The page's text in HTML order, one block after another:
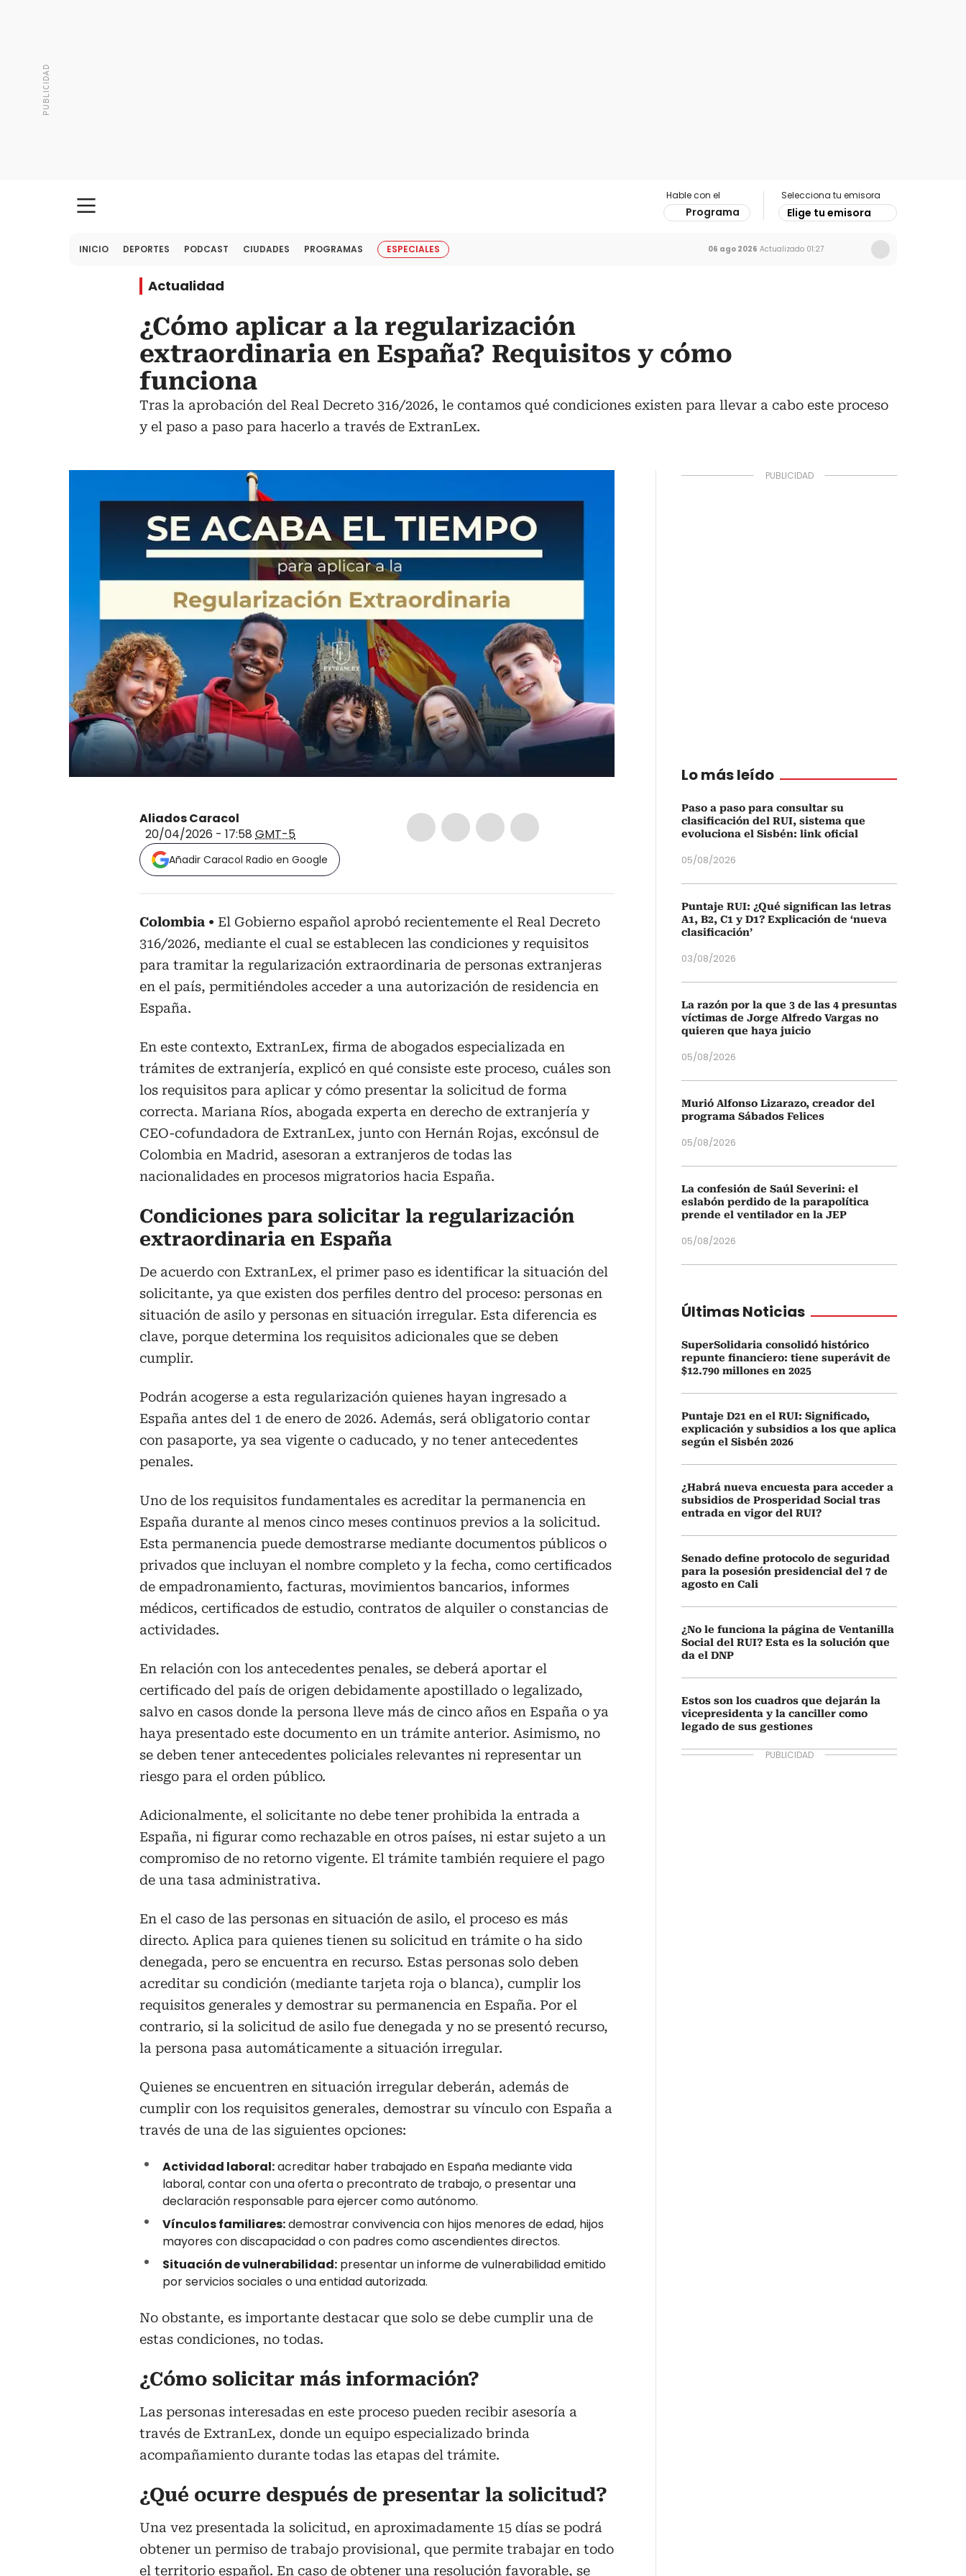
Hable con el
Programa
Selecciona tu emisora
Elige tu emisora
INICIO DEPORTES PODCAST CIUDADES PROGRAMAS ESPECIALES 06 ago 2026 Actualizado 01:27
Actualidad
¿Cómo aplicar a la regularización
extraordinaria en España? Requisitos y cómo
funciona
Tras la aprobación del Real Decreto 316/2026, le contamos qué condiciones existen para llevar a cabo este proceso
y el paso a paso para hacerlo a través de ExtranLex.
Aliados Caracol
20/04/2026 - 17:58 GMT-5
Añadir Caracol Radio en Google
Colombia
El Gobierno español aprobó recientemente el Real Decreto
316/2026, mediante el cual se establecen las condiciones y requisitos
para tramitar la regularización extraordinaria de personas extranjeras
en el país, permitiéndoles acceder a una autorización de residencia en
España.
En este contexto, ExtranLex, firma de abogados especializada en
trámites de extranjería, explicó en qué consiste este proceso, cuáles son
los requisitos para aplicar y cómo presentar la solicitud de forma
correcta. Mariana Ríos, abogada experta en derecho de extranjería y
CEO-cofundadora de ExtranLex, junto con Hernán Rojas, excónsul de
Colombia en Madrid, asesoran a extranjeros de todas las
nacionalidades en procesos migratorios hacia España.
Condiciones para solicitar la regularización
extraordinaria en España
De acuerdo con ExtranLex, el primer paso es identificar la situación del
solicitante, ya que existen dos perfiles dentro del proceso: personas en
situación de asilo y personas en situación irregular. Esta diferencia es
clave, porque determina los requisitos adicionales que se deben
cumplir.
Podrán acogerse a esta regularización quienes hayan ingresado a
España antes del 1 de enero de 2026. Además, será obligatorio contar
con pasaporte, ya sea vigente o caducado, y no tener antecedentes
penales.
Uno de los requisitos fundamentales es acreditar la permanencia en
España durante al menos cinco meses continuos previos a la solicitud.
Esta permanencia puede demostrarse mediante documentos públicos o
privados que incluyan el nombre completo y la fecha, como certificados
de empadronamiento, facturas, movimientos bancarios, informes
médicos, certificados de estudio, contratos de alquiler o constancias de
actividades.
En relación con los antecedentes penales, se deberá aportar el
certificado del país de origen debidamente apostillado o legalizado,
salvo en casos donde la persona lleve más de cinco años en España o ya
haya presentado este documento en un trámite anterior. Asimismo, no
se deben tener antecedentes policiales relevantes ni representar un
riesgo para el orden público.
Adicionalmente, el solicitante no debe tener prohibida la entrada a
España, ni figurar como rechazable en otros países, ni estar sujeto a un
compromiso de no retorno vigente. El trámite también requiere el pago
de una tasa administrativa.
En el caso de las personas en situación de asilo, el proceso es más
directo. Aplica para quienes tienen su solicitud en trámite o ha sido
denegada, pero se encuentra en recurso. Estas personas solo deben
acreditar su condición (mediante tarjeta roja o blanca), cumplir los
requisitos generales y demostrar su permanencia en España. Por el
contrario, si la solicitud de asilo fue denegada y no se presentó recurso,
la persona pasa automáticamente a situación irregular.
Quienes se encuentren en situación irregular deberán, además de
cumplir con los requisitos generales, demostrar su vínculo con España a
través de una de las siguientes opciones:
Actividad laboral:acreditar haber trabajado en España mediante vida
laboral, contar con una oferta o precontrato de trabajo, o presentar una
declaración responsable para ejercer como autónomo.
Vínculos familiares:demostrar convivencia con hijos menores de edad, hijos
mayores con discapacidad o con padres como ascendientes directos.
Situación de vulnerabilidad: presentar un informe de vulnerabilidad emitido
por servicios sociales o una entidad autorizada.
No obstante, es importante destacar que solo se debe cumplir una de
estas condiciones, no todas.
¿Cómo solicitar más información?
Las personas interesadas en este proceso pueden recibir asesoría a
través de ExtranLex, donde un equipo especializado brinda
acompañamiento durante todas las etapas del trámite.
¿Qué ocurre después de presentar la solicitud?
Una vez presentada la solicitud, en aproximadamente 15 días se podrá
obtener un permiso de trabajo provisional, que permite trabajar en todo
el territorio español. En caso de obtener una resolución favorable, se
Lo más leído
Paso a paso para consultar su
clasificación del RUI, sistema que
evoluciona el Sisbén: link oficial
05/08/2026
Puntaje RUI: ¿Qué significan las letras
A1, B2, C1 y D1? Explicación de ‘nueva
clasificación’
03/08/2026
La razón por la que 3 de las 4 presuntas
víctimas de Jorge Alfredo Vargas no
quieren que haya juicio
05/08/2026
Murió Alfonso Lizarazo, creador del
programa Sábados Felices
05/08/2026
La confesión de Saúl Severini: el
eslabón perdido de la parapolítica
prende el ventilador en la JEP
05/08/2026
Últimas Noticias
SuperSolidaria consolidó histórico
repunte financiero: tiene superávit de
$12.790 millones en 2025
Puntaje D21 en el RUI: Significado,
explicación y subsidios a los que aplica
según el Sisbén 2026
¿Habrá nueva encuesta para acceder a
subsidios de Prosperidad Social tras
entrada en vigor del RUI?
Senado define protocolo de seguridad
para la posesión presidencial del 7 de
agosto en Cali
¿No le funciona la página de Ventanilla
Social del RUI? Esta es la solución que
da el DNP
Estos son los cuadros que dejarán la
vicepresidenta y la canciller como
legado de sus gestiones